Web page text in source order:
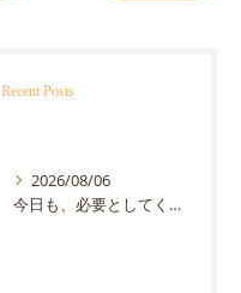
Recent Posts
2026/08/06
今日も、必要としてくださる方のもとへ。